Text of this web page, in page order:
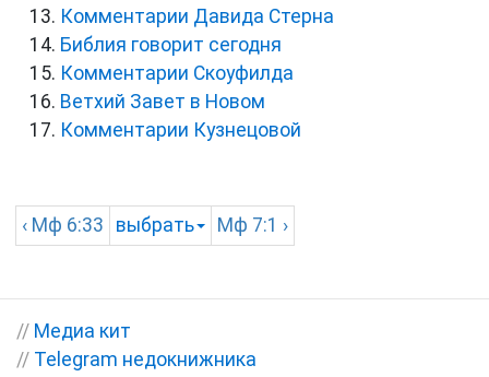
Комментарии Давида Стерна
Библия говорит сегодня
Комментарии Скоуфилда
Ветхий Завет в Новом
Комментарии Кузнецовой
‹ Мф 6:33 выбрать Мф 7:1 ›
// Медиа кит
// Telegram недокнижника